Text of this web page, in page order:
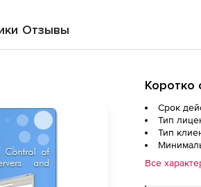
Отзывы
Коротко
Срок
Тип
Тип
Все